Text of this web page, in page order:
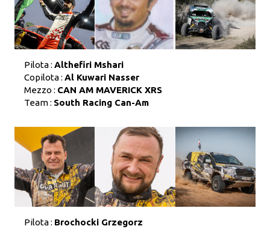
Pilota : Althefiri Mshari
Copilota : Al Kuwari Nasser
Mezzo : CAN AM MAVERICK XRS
Team : South Racing Can-Am
Pilota : Brochocki Grzegorz